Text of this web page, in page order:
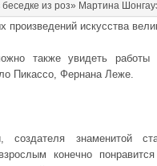
из роз» Мартина
искусства
также увидеть работы
Пикассо, Фернана Леже.
создателя знаменитой
конечно